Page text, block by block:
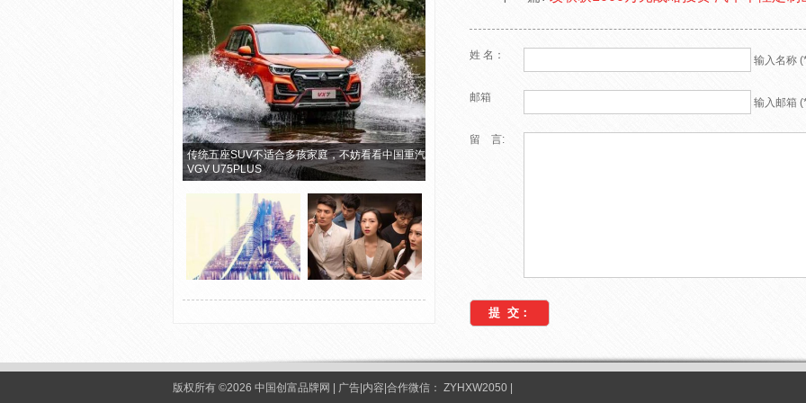
传统五座SUV不适合多孩家庭，不妨看看中国重汽
VGV U75PLUS
姓 名： 输入名称
邮箱 输入邮箱
留 言:
版权所有 ©2026 中国创富品牌网 | 广告|内容|合作微信： ZYHXW2050